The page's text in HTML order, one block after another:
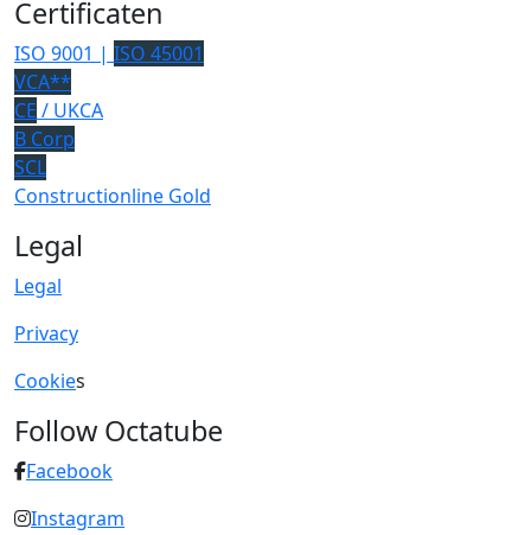
Certificaten
ISO 9001 | ISO 45001
VCA**
CE / UKCA
B Corp
SCL
Constructionline Gold
Legal
Legal
Privacy
Cookies
Follow Octatube
Facebook
Instagram